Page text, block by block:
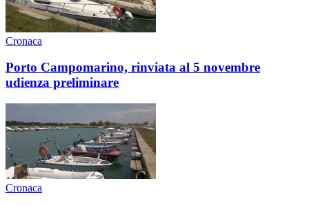
Cronaca
Porto Campomarino, rinviata al 5 novembre
udienza preliminare
Cronaca